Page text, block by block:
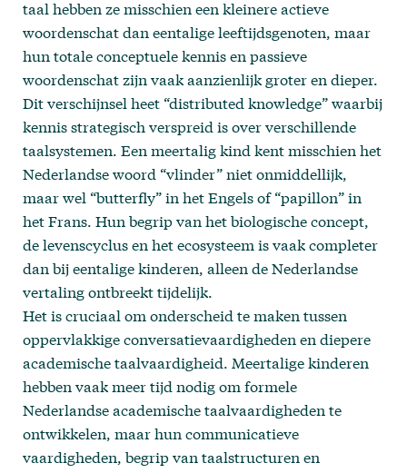
taal hebben ze misschien een kleinere actieve
woordenschat dan eentalige leeftijdsgenoten, maar
hun totale conceptuele kennis en passieve
woordenschat zijn vaak aanzienlijk groter en dieper.
Dit verschijnsel heet “distributed knowledge” waarbij
kennis strategisch verspreid is over verschillende
taalsystemen. Een meertalig kind kent misschien het
Nederlandse woord “vlinder” niet onmiddellijk,
maar wel “butterfly” in het Engels of “papillon” in
het Frans. Hun begrip van het biologische concept,
de levenscyclus en het ecosysteem is vaak completer
dan bij eentalige kinderen, alleen de Nederlandse
vertaling ontbreekt tijdelijk.
Het is cruciaal om onderscheid te maken tussen
oppervlakkige conversatievaardigheden en diepere
academische taalvaardigheid. Meertalige kinderen
hebben vaak meer tijd nodig om formele
Nederlandse academische taalvaardigheden te
ontwikkelen, maar hun communicatieve
vaardigheden, begrip van taalstructuren en